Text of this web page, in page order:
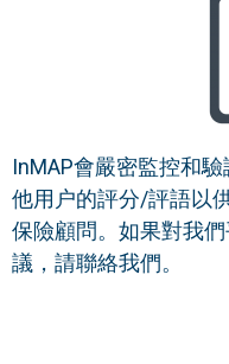
InMAP會嚴密監控和
他用户的評分/評語以
保險顧問。如果對我
議，請聯絡我們。